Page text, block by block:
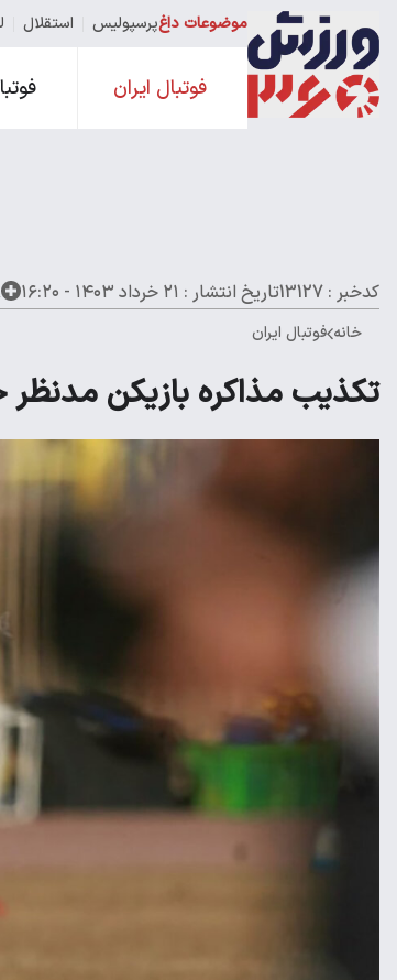
موضوعات داغپرسپولیس استقلال
فوتبال ایران
کدخبر : 13127 تاریخ انتشار : ۲۱ خرداد ۱۴۰۳ - ۱۶:۲۰
خانه فوتبال ایران
تکذیب مذاکره بازیکن مدنظر